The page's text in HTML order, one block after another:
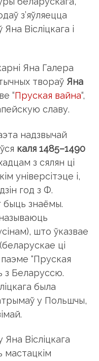
з’яўляецца
Яна Вiслiц­кага i
Яна Галера
твораў Яна
“Пруская вайна“,
славу.
надзвычай
каля 1485–1490
з сялян цi
унiверсiтэце i,
год з Ф.
быць знаёмы.
што ўказвае
цi
“Пруская
з Беларуссю.
была
у Польшчы,
Яна Вiслiцкага
мастацкiм